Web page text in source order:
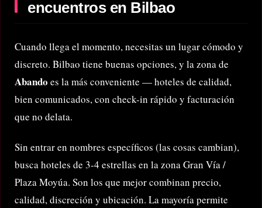
encuentros en Bilbao
Cuando llega el momento, necesitas un lugar cómodo y
discreto. Bilbao tiene buenas opciones, y la zona de
Abando es la más conveniente — hoteles de calidad,
bien comunicados, con check-in rápido y facturación
que no delata.
Sin entrar en nombres específicos (las cosas cambian),
busca hoteles de 3-4 estrellas en la zona Gran Vía /
Plaza Moyúa. Son los que mejor combinan precio,
calidad, discreción y ubicación. La mayoría permite